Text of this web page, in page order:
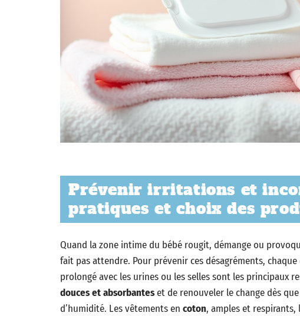
Prévenir irritations et
pratiques et choix des
Quand la zone intime du bébé rougit, démange ou
fait pas attendre. Pour prévenir ces désagréments,
prolongé avec les urines ou les selles sont les principaux
douces et absorbanteset de renouveler le change dès
d’humidité. Les vêtements en coton, amples et